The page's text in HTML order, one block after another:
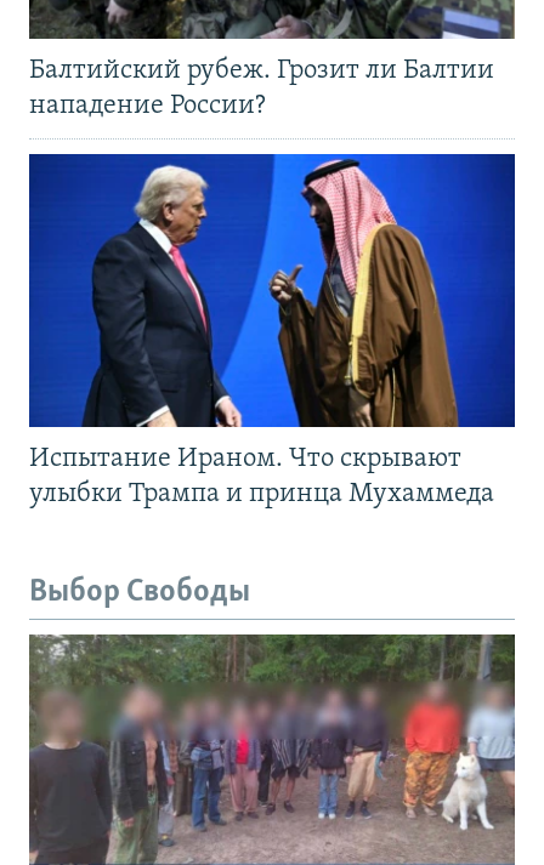
Балтийский рубеж. Грозит ли Балтии
нападение России?
Испытание Ираном. Что скрывают
улыбки Трампа и принца Мухаммеда
Выбор Свободы